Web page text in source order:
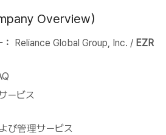
Overview）
Reliance Global Group, Inc. / EZR
ービス
び管理サービス